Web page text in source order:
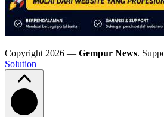
Copyright 2026 — Gempur News.
Solution